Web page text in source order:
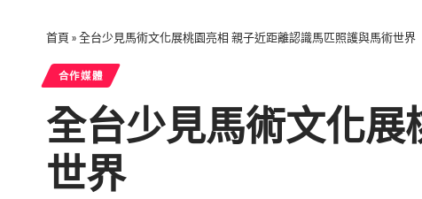
首頁 »全台少見馬術文化展桃園亮相 親子近距離認識馬匹照護與馬術世界
合作媒體
全台少見馬術文化
世界